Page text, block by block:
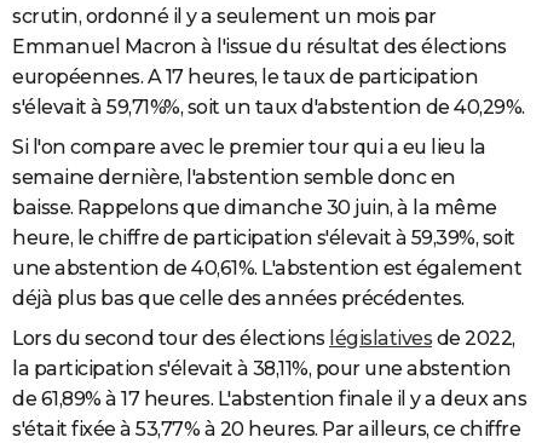
scrutin, ordonné il y a seulement un mois par
Emmanuel Macron à l'issue du résultat des élections
européennes. A 17 heures, le taux de participation
s'élevait à 59,71%%, soit un taux d'abstention de 40,29%.
Si l'on compare avec le premier tour qui a eu lieu la
semaine dernière, l'abstention semble donc en
baisse. Rappelons que dimanche 30 juin, à la même
heure, le chiffre de participation s'élevait à 59,39%, soit
une abstention de 40,61%. L'abstention est également
déjà plus bas que celle des années précédentes.
Lors du second tour des élections législatives de 2022,
la participation s'élevait à 38,11%, pour une abstention
de 61,89% à 17 heures. L'abstention finale il y a deux ans
s'était fixée à 53,77% à 20 heures. Par ailleurs, ce chiffre